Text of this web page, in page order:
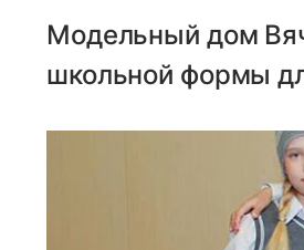
Модельный дом
школьной формы